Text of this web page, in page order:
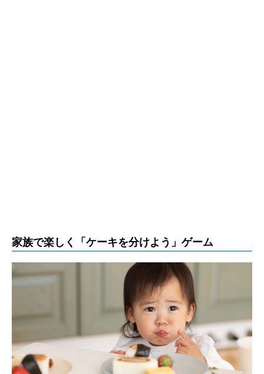
家族で楽しく「ケーキを分けよう」ゲーム